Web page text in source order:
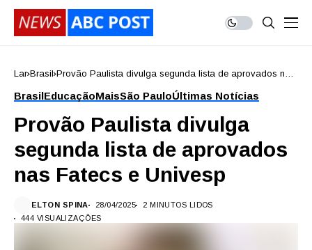
Lar Brasil Provão Paulista divulga segunda lista de aprovados nas
BrasilEducaçãoMaisSão PauloÚltimas Notícias
Provão Paulista divulga
segunda lista de aprovados
nas Fatecs e Univesp
ELTON SPINA 28/04/2025
2 MINUTOS LIDOS
444 VISUALIZAÇÕES